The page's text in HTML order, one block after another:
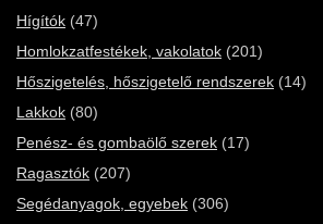
Hígítók (47)
Homlokzatfestékek, vakolatok (201)
Hőszigetelés, hőszigetelő rendszerek (14)
Lakkok (80)
Penész- és gombaölő szerek (17)
Ragasztók (207)
Segédanyagok, egyebek (306)